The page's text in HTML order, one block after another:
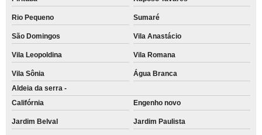
remanufatura de cartuchos Vila Glória
remanufatura de cartucho hp preço Vila Sacadura Cabral
remanufatura de cartucho de impressora preço Jardim das Maravilhas
cartuchos para impressoras hp remanufaturado Vila Lutécia
venda de remanufatura de cartucho de impressora Itapevi
remanufatura de cartucho de impressora a laser preço Arco-íris
cartucho remanufaturado para venda preço Utinga
Rio Pequeno Sumaré
São Domingos Vila Anastácio
Vila Leopoldina Vila Romana
Vila Sônia
Água Branca
Aldeia da serra -
Califórnia
Engenho novo
Jardim Belval Jardim Paulista